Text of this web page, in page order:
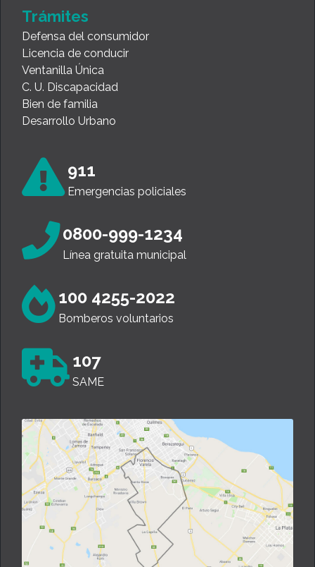
Trámites
Defensa del consumidor
Licencia de conducir
Ventanilla Única
C. U. Discapacidad
Bien de familia
Desarrollo Urbano
911
Emergencias policiales
0800-999-1234
Línea gratuita municipal
100 4255-2022
Bomberos voluntarios
107
SAME